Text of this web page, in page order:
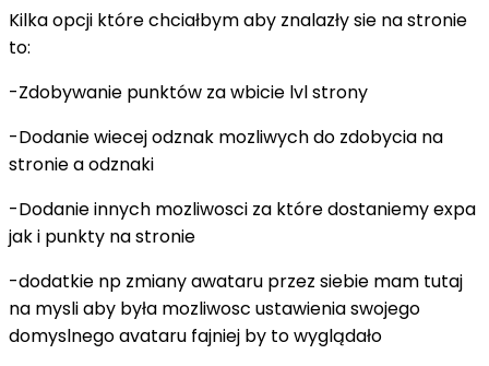
Kilka opcji które chciałbym aby znalazły sie na stronie
to:
-Zdobywanie punktów za wbicie lvl strony
-Dodanie wiecej odznak mozliwych do zdobycia na
stronie a odznaki
-Dodanie innych mozliwosci za które dostaniemy expa
jak i punkty na stronie
-dodatkie np zmiany awataru przez siebie mam tutaj
na mysli aby była mozliwosc ustawienia swojego
domyslnego avataru fajniej by to wyglądało